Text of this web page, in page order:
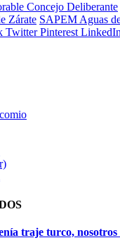
Concejo Deliberante
Zárate SAPEM Aguas
Twitter Pinterest LinkedIn
traje turco, nosotros